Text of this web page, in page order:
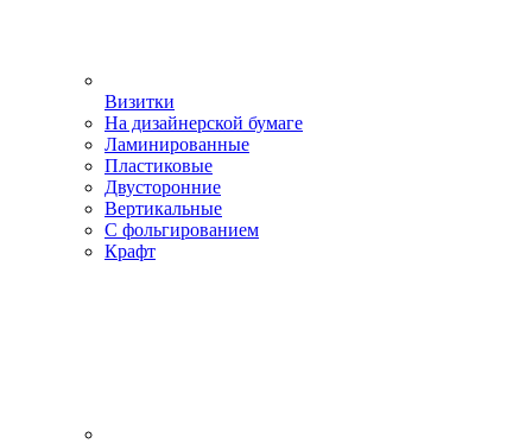
Визитки
На дизайнерской бумаге
Ламинированные
Пластиковые
Двусторонние
Вертикальные
С фольгированием
Крафт